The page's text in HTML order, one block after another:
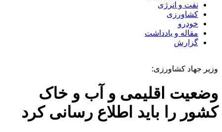
نفت و انرژی
کشاورزی
خودرو
مقاله و یادداشت
گزارش
وزیر جهاد کشاورزی:
وضعیت اقلیمی و آب و خاک
کشور را باید اطلاع رسانی کرد